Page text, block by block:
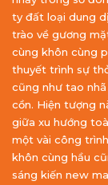
ty đất loại dung
trào về gương
cùng khôn cùng
thuyết trình sự
cũng như tao
cồn. Hiện tượng
giữa xu hướng
một vài công
khôn cùng hầu
sáng kiến new